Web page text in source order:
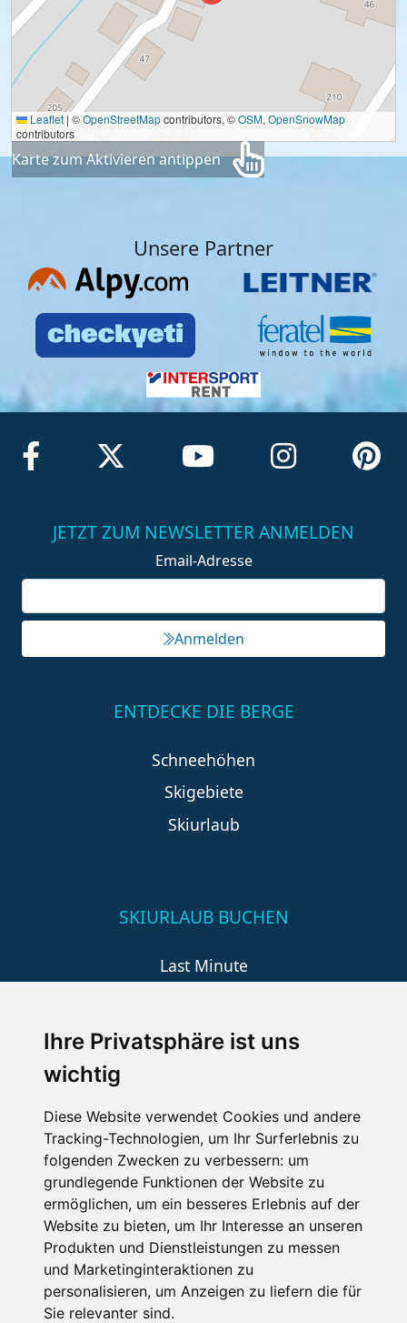
Ihre Privatsphäre ist uns
wichtig
Diese Website verwendet Cookies und andere
Tracking-Technologien, um Ihr Surferlebnis zu
folgenden Zwecken zu verbessern: um
grundlegende Funktionen der Website zu
ermöglichen, um ein besseres Erlebnis auf der
Website zu bieten, um Ihr Interesse an unseren
Produkten und Dienstleistungen zu messen
und Marketinginteraktionen zu
personalisieren, um Anzeigen zu liefern die für
Sie relevanter sind.
Leaflet | ©OpenStreetMapcontributors, ©OSM, OpenSnowMap
contributors
Karte zum Aktivieren antippen
Unsere Partner
JETZT ZUM NEWSLETTER ANMELDEN
Email-Adresse
Anmelden
ENTDECKE DIE BERGE
Schneehöhen
Skigebiete
Skiurlaub
SKIURLAUB BUCHEN
Last Minute
Wellness
SCHNEEHÖHEN SKI APP
Die Schneehoehen Ski APP für iOS und Android - Ein
Muss für alle Wintersportler und Schneefreaks!